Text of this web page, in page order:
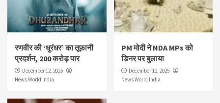
रणवीर की ‘धुरंधर’ का तूफ़ानी
प्रदर्शन, 200 करोड़ पार
December 12, 2025
News World India
PM मोदी ने NDA MPs को
डिनर पर बुलाया
December 12, 2025
News World India